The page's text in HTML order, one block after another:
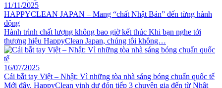
11/11/2025
HAPPYCLEAN JAPAN – Mang “chất Nhật Bản” đến từng hành
động
Hành trình chất lượng không bao giờ kết thúc Khi bạn nghe tới
thương hiệu HappyClean Japan, chúng tôi không…
16/07/2025
Cái bắt tay Việt – Nhật: Vì những tòa nhà sáng bóng chuẩn quốc tế
Mới đây, HappyClean vinh dự đón tiếp 3 chuyên gia đến từ Nhật